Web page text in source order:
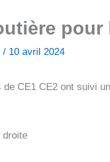
pour
/ 10 avril 2024
CE1 CE2 ont suivi
droite